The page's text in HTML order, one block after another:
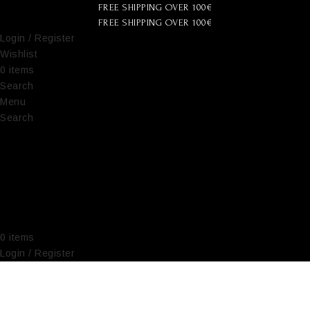
FREE SHIPPING OVER 100€
FREE SHIPPING OVER 100€
Login / Register
Wishlist
0 items
Search
Menu
Search
0 items
Login / Register